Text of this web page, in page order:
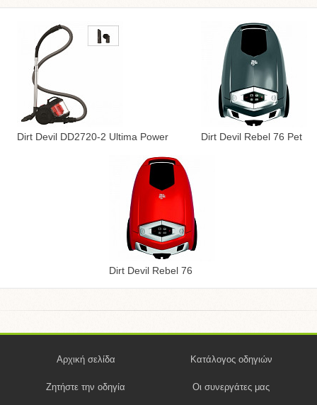
Dirt Devil DD2720-2 Ultima Power Dirt Devil Rebel 76 Pet
Dirt Devil Rebel 76
Αρχική σελίδα Κατάλογος οδηγιών
Ζητήστε την οδηγία Οι συνεργάτες μας